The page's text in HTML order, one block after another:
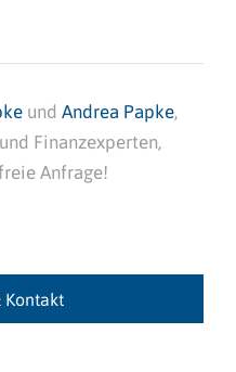
und Andrea Papke,
Finanzexperten,
Anfrage!
Kontakt